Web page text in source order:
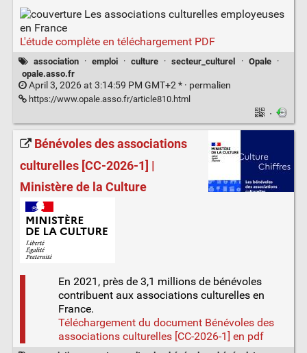
L'étude complète en téléchargement PDF
association · emploi · culture · secteur_culturel · Opale
·
opale.asso.fr
April 3, 2026 at 3:14:59 PM GMT+2 * · permalien
https://www.opale.asso.fr/article810.html
·
Bénévoles des associations
culturelles [CC-2026-1] |
Ministère de la Culture
En 2021, près de 3,1 millions de bénévoles
contribuent aux associations culturelles en
France.
Téléchargement du document Bénévoles des
associations culturelles [CC-2026-1] en pdf